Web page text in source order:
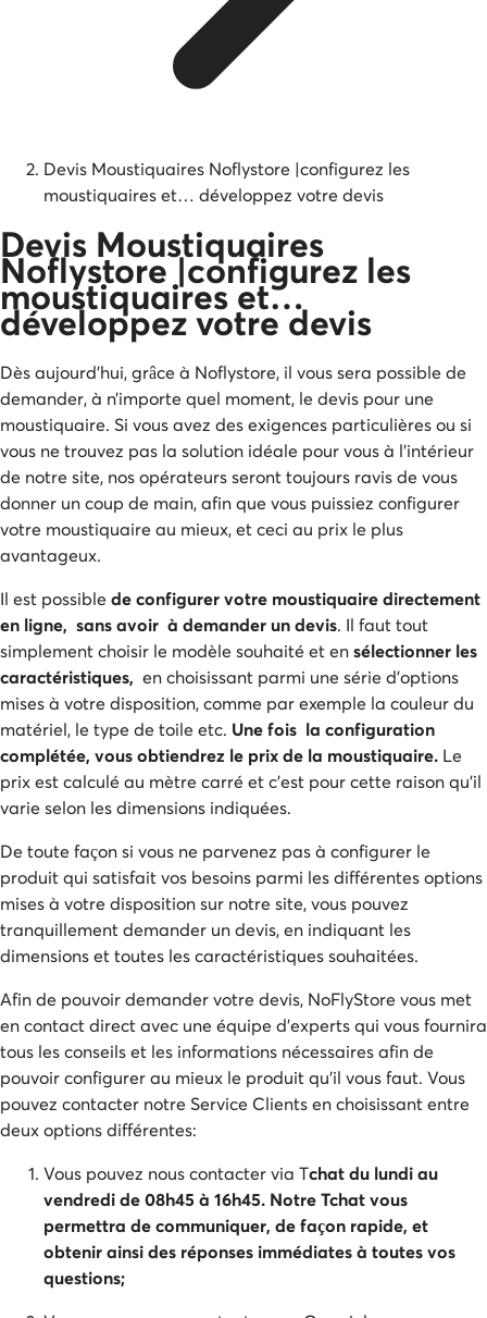
Devis Moustiquaires Noflystore |configurez les
moustiquaires et… développez votre devis
Devis Moustiquaires
Noflystore |configurez les
moustiquaires et…
développez votre devis
Dès aujourd’hui, grâce à Noflystore, il vous sera possible de
demander, à n’importe quel moment, le devis pour une
moustiquaire. Si vous avez des exigences particulières ou si
vous ne trouvez pas la solution idéale pour vous à l’intérieur
de notre site, nos opérateurs seront toujours ravis de vous
donner un coup de main, afin que vous puissiez configurer
votre moustiquaire au mieux, et ceci au prix le plus
avantageux.
Il est possible de configurer votre moustiquaire directement
en ligne, sans avoir à demander un devis. Il faut tout
simplement choisir le modèle souhaité et ensélectionner les
caractéristiques, en choisissant parmi une série d’options
mises à votre disposition, comme par exemple la couleur du
matériel, le type de toile etc. Une fois la configuration
complétée, vous obtiendrez le prix de la moustiquaire. Le
prix est calculé au mètre carré et c'est pour cette raison qu'il
varie selon les dimensions indiquées.
De toute façon si vous ne parvenez pas à configurer le
produit qui satisfait vos besoins parmi les différentes options
mises à votre disposition sur notre site, vous pouvez
tranquillement demander un devis, en indiquant les
dimensions et toutes les caractéristiques souhaitées.
Afin de pouvoir demander votre devis, NoFlyStore vous met
en contact direct avec une équipe d’experts qui vous fournira
tous les conseils et les informations nécessaires afin de
pouvoir configurer au mieux le produit qu'il vous faut. Vous
pouvez contacter notre Service Clients en choisissant entre
deux options différentes:
Vous pouvez nous contacter via Tchat du lundi au
vendredi de 08h45 à 16h45. Notre Tchat vous
permettra de communiquer, de façon rapide, et
obtenir ainsi des réponses immédiates à toutes vos
questions;